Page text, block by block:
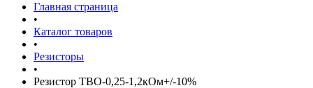
Главная страница
•
Каталог товаров
•
Резисторы
•
Резистор ТВО-0,25-1,2кОм+/-10%